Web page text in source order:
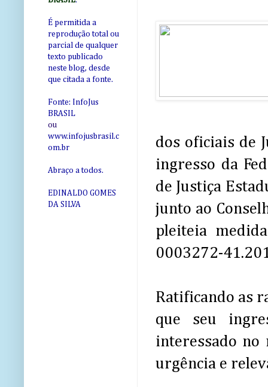
dos oficiais de
ingresso da
de Justiça
junto ao
pleiteia
0003272-
Ratificando as
que seu
interessado no
urgência e
É permitida a
reprodução total ou
parcial de qualquer
texto publicado
neste blog, desde
que citada a fonte.
Fonte: InfoJus
BRASIL
ou
www.infojusbrasil.c
om.br
Abraço a todos.
EDINALDO GOMES
DA SILVA